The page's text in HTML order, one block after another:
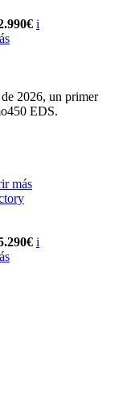
i
2026, un primer
EDS.
más
i